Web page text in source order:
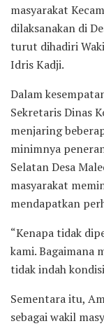
masyarakat
dilaksanakan di
turut dihadiri
Idris Kadji.
Dalam
Sekretaris Dinas
menjaring
minimnya
Selatan Desa
masyarakat
mendapatkan
“Kenapa tidak
kami. Bagaimana
tidak indah
Sementara itu,
sebagai wakil